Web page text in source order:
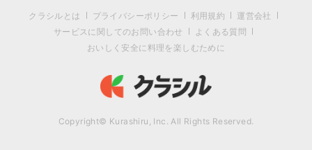
クラシルとは プライバシーポリシー 利用規約
運営会社
サービスに関してのお問い合わせ
よくある質問
おいしく安全に料理を楽しむために
Copyright© Kurashiru, Inc. All Rights Reserved.